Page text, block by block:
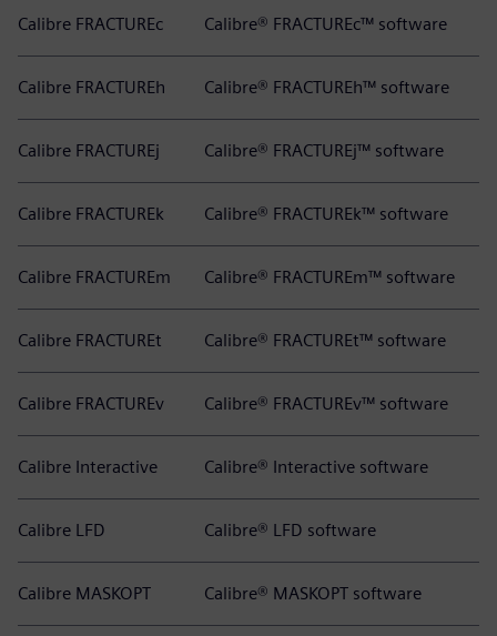
Calibre FRACTUREc Calibre® FRACTUREc™ software
Calibre FRACTUREh Calibre® FRACTUREh™ software
Calibre FRACTUREj Calibre® FRACTUREj™ software
Calibre FRACTUREk Calibre® FRACTUREk™ software
Calibre FRACTUREm Calibre® FRACTUREm™ software
Calibre FRACTUREt Calibre® FRACTUREt™ software
Calibre FRACTUREv Calibre® FRACTUREv™ software
Calibre Interactive Calibre® Interactive software
Calibre LFD Calibre® LFD software
Calibre MASKOPT Calibre® MASKOPT software